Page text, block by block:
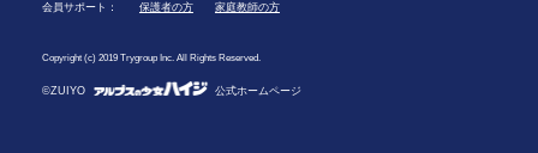
会員サポート： 保護者の方 家庭教師の方
Copyright (c) 2019 Trygroup Inc. All Rights Reserved.
©ZUIYO 公式ホームページ